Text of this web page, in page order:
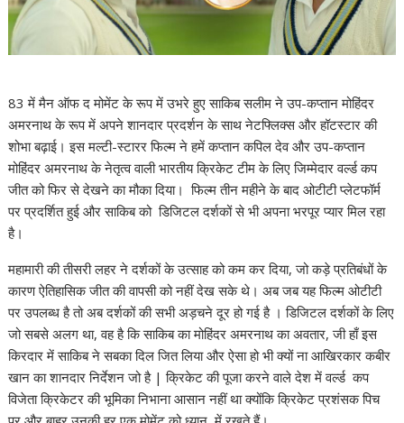
83 में मैन ऑफ द मोमेंट के रूप में उभरे हुए साकिब सलीम ने उप-कप्तान मोहिंदर
अमरनाथ के रूप में अपने शानदार प्रदर्शन के साथ नेटफ्लिक्स और हॉटस्टार की
शोभा बढ़ाई। इस मल्टी-स्टारर फिल्म ने हमें कप्तान कपिल देव और उप-कप्तान
मोहिंदर अमरनाथ के नेतृत्व वाली भारतीय क्रिकेट टीम के लिए जिम्मेदार वर्ल्ड कप
जीत को फिर से देखने का मौका दिया। फिल्म तीन महीने के बाद ओटीटी प्लेटफॉर्म
पर प्रदर्शित हुई और साकिब को डिजिटल दर्शकों से भी अपना भरपूर प्यार मिल रहा
है।
महामारी की तीसरी लहर ने दर्शकों के उत्साह को कम कर दिया, जो कड़े प्रतिबंधों के
कारण ऐतिहासिक जीत की वापसी को नहीं देख सके थे। अब जब यह फिल्म ओटीटी
पर उपलब्ध है तो अब दर्शकों की सभी अड़चने दूर हो गई है । डिजिटल दर्शकों के लिए
जो सबसे अलग था, वह है कि साकिब का मोहिंदर अमरनाथ का अवतार, जी हाँ इस
किरदार में साकिब ने सबका दिल जित लिया और ऐसा हो भी क्यों ना आखिरकार कबीर
खान का शानदार निर्देशन जो है | क्रिकेट की पूजा करने वाले देश में वर्ल्ड कप
विजेता क्रिकेटर की भूमिका निभाना आसान नहीं था क्योंकि क्रिकेट प्रशंसक पिच